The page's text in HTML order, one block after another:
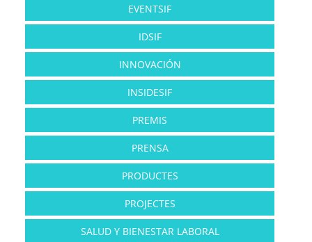
EVENTSIF
IDSIF
INNOVACIÓN
INSIDESIF
PREMIS
PRENSA
PRODUCTES
PROJECTES
SALUD Y BIENESTAR LABORAL